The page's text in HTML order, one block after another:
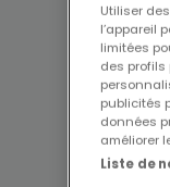
Utiliser
l’appareil
limitées
des
publicités
données
améliorer
Liste de